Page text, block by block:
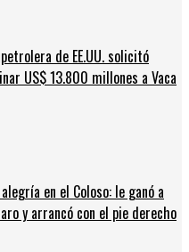
de EE.UU. solicitó
US$ 13.800 millones a Vaca
en el Coloso: le ganó a
y arrancó con el pie derecho